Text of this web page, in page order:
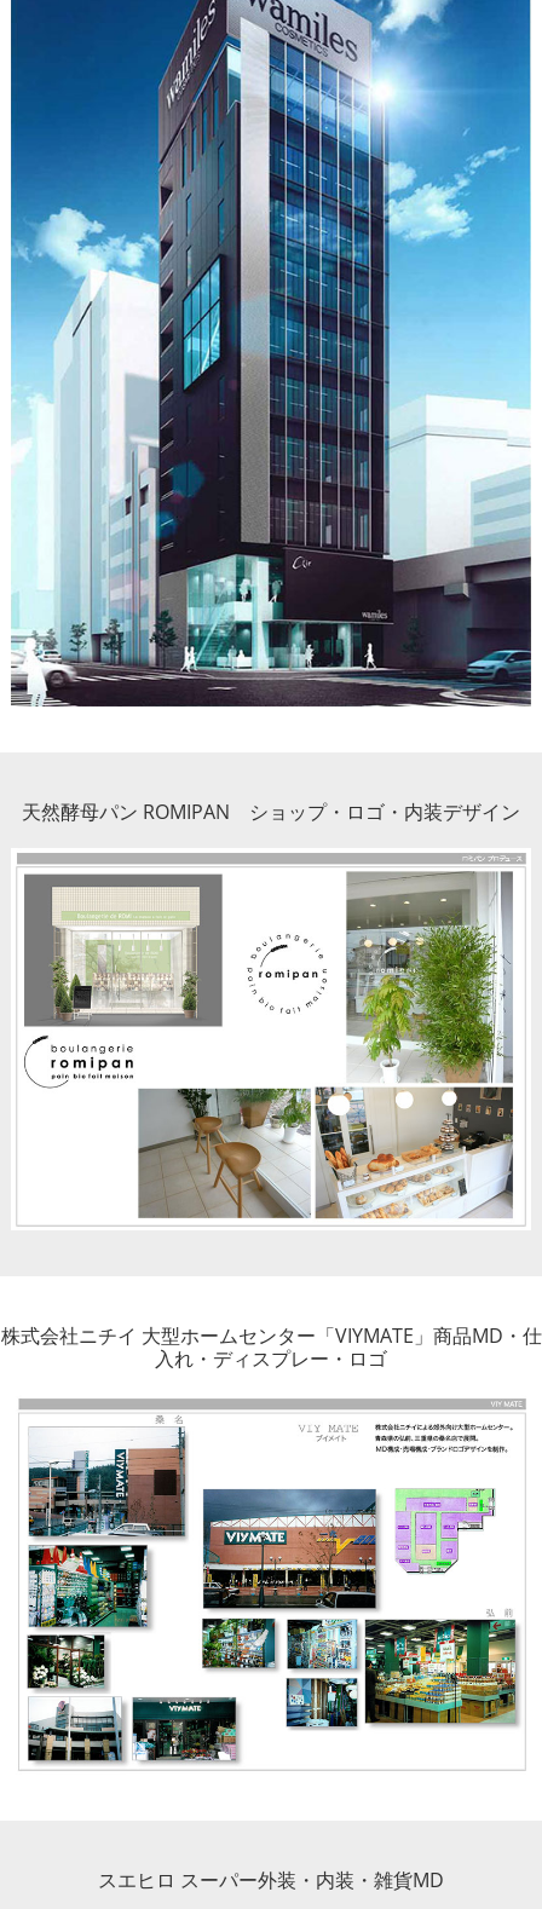
天然酵母パン ROMIPAN ショップ・ロゴ・内装デザイン
株式会社ニチイ 大型ホームセンター「VIYMATE」商品MD・仕
入れ・ディスプレー・ロゴ
スエヒロ スーパー外装・内装・雑貨MD